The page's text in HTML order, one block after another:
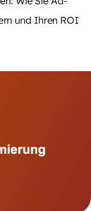
und Ihren ROI